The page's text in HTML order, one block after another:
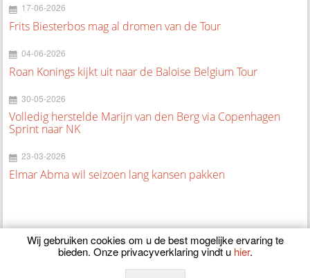
17-06-2026
Frits Biesterbos mag al dromen van de Tour
04-06-2026
Roan Konings kijkt uit naar de Baloise Belgium Tour
30-05-2026
Volledig herstelde Marijn van den Berg via Copenhagen
Sprint naar NK
23-03-2026
Elmar Abma wil seizoen lang kansen pakken
Wij gebruiken cookies om u de best mogelijke ervaring te
bieden. Onze privacyverklaring vindt u hier.